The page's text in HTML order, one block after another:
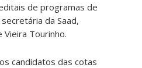
de programas de
da Saad,
Vieira Tourinho.
candidatos das cotas